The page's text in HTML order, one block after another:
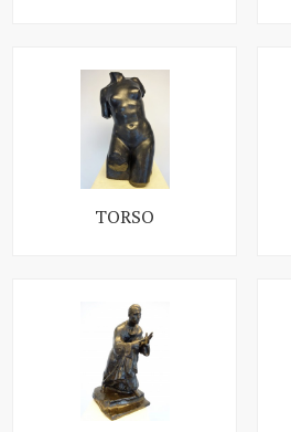
TORSO